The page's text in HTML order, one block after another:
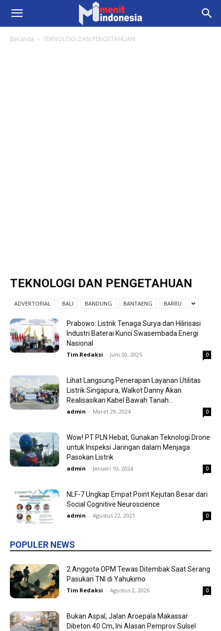
Beranda TEKNOLOGI DAN PENGETAHUAN
TEKNOLOGI DAN PENGETAHUAN
ADVERTORIAL BALI BANDUNG BANTAENG BARRU
Prabowo: Listrik Tenaga Surya dan Hilirisasi
Industri Baterai Kunci Swasembada Energi
Nasional
Tim Redaksi - Juni 30, 2025 0
Lihat Langsung Penerapan Layanan Utilitas
Listrik Singapura, Walkot Danny Akan
Realisasikan Kabel Bawah Tanah...
admin - Maret 29, 2024 0
Wow! PT PLN Hebat, Gunakan Teknologi Drone
untuk Inspeksi Jaringan dalam Menjaga
Pasokan Listrik
admin - Januari 10, 2024 0
NLF-7 Ungkap Empat Point Kejutan Besar dari
Social Cognitive Neuroscience
admin - Agustus 22, 2021 0
POPULER NEWS
2 Anggota OPM Tewas Ditembak Saat Serang
Pasukan TNI di Yahukimo
Tim Redaksi - Agustus 2, 2026 0
Bukan Aspal, Jalan Aroepala Makassar
Dibeton 40 Cm, Ini Alasan Pemprov Sulsel